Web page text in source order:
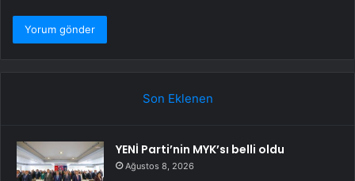
Son Eklenen
YENİ Parti’nin MYK’sı belli oldu
Ağustos 8, 2026